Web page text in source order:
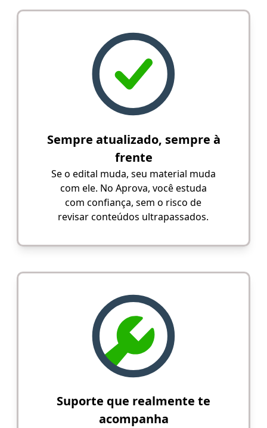
Sempre atualizado, sempre à
frente
Se o edital muda, seu material muda
com ele. No Aprova, você estuda
com confiança, sem o risco de
revisar conteúdos ultrapassados.
Suporte que realmente te
acompanha